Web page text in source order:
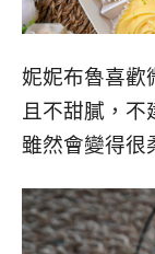
妮妮布魯喜歡
且不甜膩，
雖然會變得很